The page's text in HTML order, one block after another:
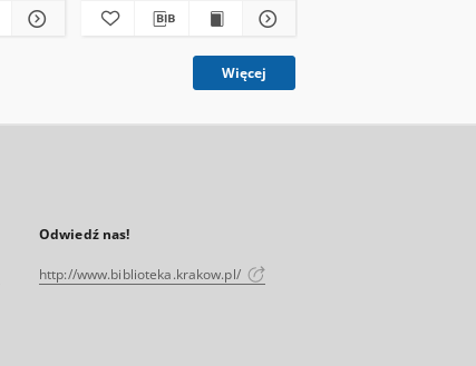
Więcej
Odwiedź nas!
http://www.biblioteka.krakow.pl/